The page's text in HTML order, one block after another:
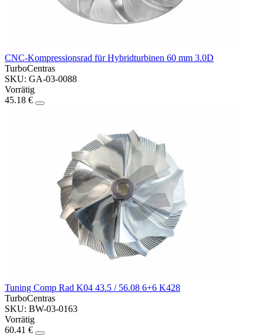
CNC-Kompressionsrad für Hybridturbinen 60 mm 3.0D
TurboCentras
SKU: GA-03-0088
Vorrätig
45.18 €
Tuning Comp Rad K04 43.5 / 56.08 6+6 K428
TurboCentras
SKU: BW-03-0163
Vorrätig
60.41 €